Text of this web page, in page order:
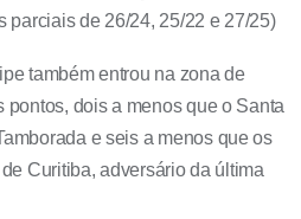
parciais de 26/24, 25/22 e 27/25)
também entrou na zona de
dois a menos que o Santa
e seis a menos que os
Curitiba, adversário da última